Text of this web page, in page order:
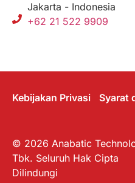
Jakarta - Indonesia
+62 21 522 9909
Kebijakan Privasi Syarat
© 2026 Anabatic
Tbk. Seluruh Hak Cipta
Dilindungi